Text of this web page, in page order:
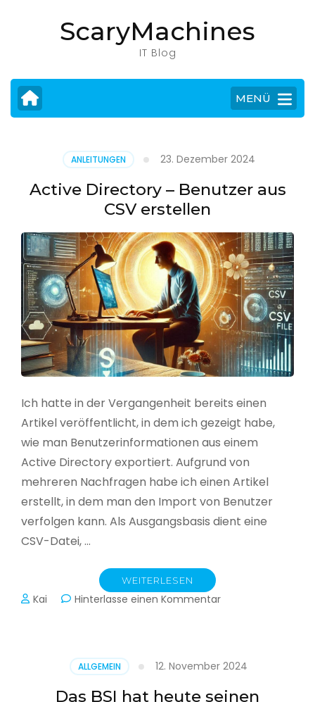
drücken)
ScaryMachines
IT Blog
MENÜ
ANLEITUNGEN 23. Dezember 2024
Active Directory – Benutzer aus
CSV erstellen
Ich hatte in der Vergangenheit bereits einen
Artikel veröffentlicht, in dem ich gezeigt habe,
wie man Benutzerinformationen aus einem
Active Directory exportiert. Aufgrund von
mehreren Nachfragen habe ich einen Artikel
erstellt, in dem man den Import von Benutzer
verfolgen kann. Als Ausgangsbasis dient eine
CSV-Datei, …
WEITERLESEN
Kai Hinterlasse einen Kommentarzu
aus
CSV
ALLGEMEIN 12. November 2024
Das BSI hat heute seinen